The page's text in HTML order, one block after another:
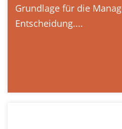
Grundlage für die
Entscheidung....